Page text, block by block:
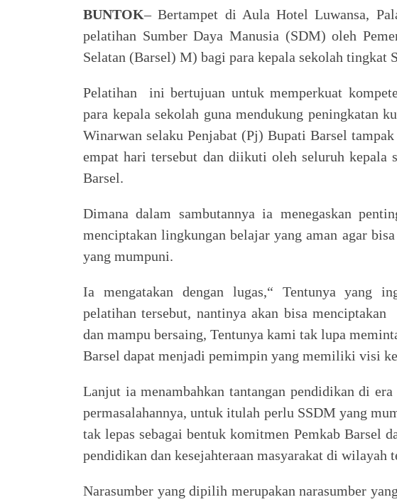
BUNTOK– Bertampet di Aula Hotel Luwansa,
pelatihan Sumber Daya Manusia (SDM) oleh
Selatan (Barsel) M) bagi para kepala sekolah tingkat
Pelatihan ini bertujuan untuk memperkuat
para kepala sekolah guna mendukung peningkatan
Winarwan selaku Penjabat (Pj) Bupati Barsel
empat hari tersebut dan diikuti oleh seluruh kepala
Barsel.
Dimana dalam sambutannya ia menegaskan
menciptakan lingkungan belajar yang aman agar
yang mumpuni.
Ia mengatakan dengan lugas,“ Tentunya yang
pelatihan tersebut, nantinya akan bisa
dan mampu bersaing, Tentunya kami tak lupa
Barsel dapat menjadi pemimpin yang memiliki visi
Lanjut ia menambahkan tantangan pendidikan di
permasalahannya, untuk itulah perlu SSDM yang
tak lepas sebagai bentuk komitmen Pemkab Barsel
pendidikan dan kesejahteraan masyarakat di wilayah
Narasumber yang dipilih merupakan narasumber